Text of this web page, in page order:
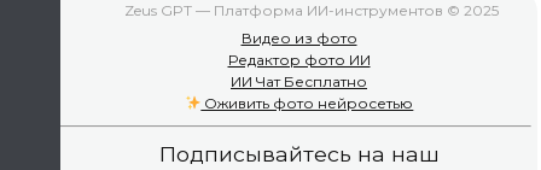
Zeus GPT — Платформа ИИ-инструментов © 2025
Видео из фото
Редактор фото ИИ
ИИ Чат Бесплатно
Оживить фото нейросетью
Подписывайтесь на наш